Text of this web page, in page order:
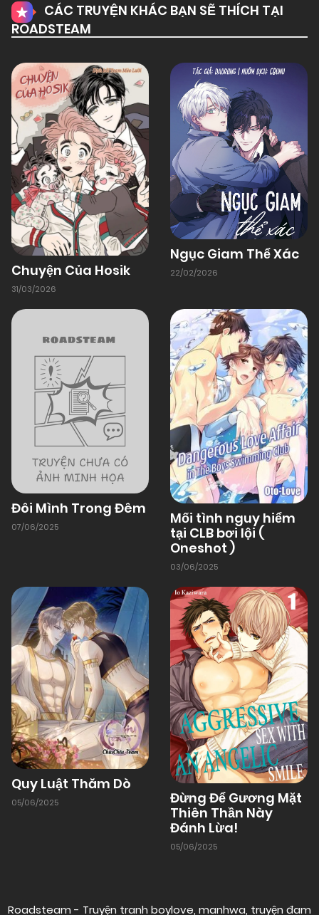
CÁC TRUYỆN KHÁC BẠN SẼ THÍCH TẠI
ROADSTEAM
Chuyện Của Hosik
31/03/2026
Ngục Giam Thể Xác
22/02/2026
Đôi Mình Trong Đêm
07/06/2025
Mối tình nguy hiểm
tại CLB bơi lội (
Oneshot )
03/06/2025
Quy Luật Thăm Dò
05/06/2025
Đừng Để Gương Mặt
Thiên Thần Này
Đánh Lừa!
05/06/2025
Roadsteam - Truyện tranh boylove, manhwa, truyện đam